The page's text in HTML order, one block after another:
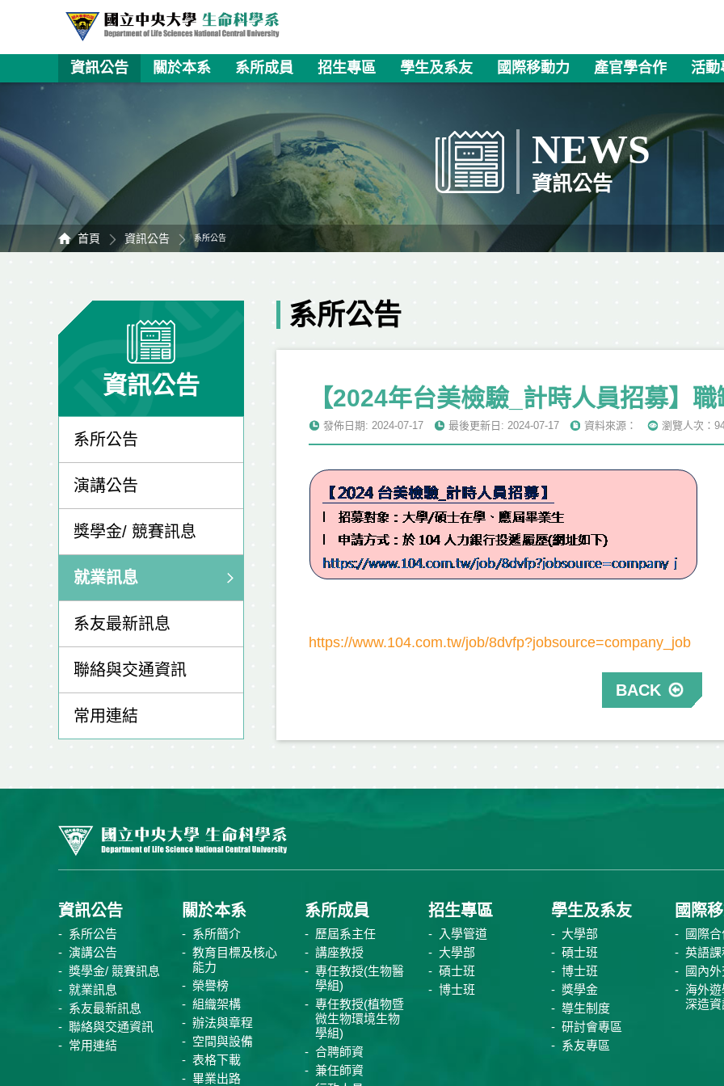
資訊公告 關於本系 系所成員 招生專區 學生及系友 國際移動力 產官學合作 活動
NEWS
資訊公告
首頁 資訊公告 系所公告
資訊公告
系所公告
演講公告
獎學金/ 競賽訊息
就業訊息
系友最新訊息
聯絡與交通資訊
常用連結
系所公告
【2024年台美檢驗_計時人員招募】職
發佈日期: 2024-07-17 最後更新日: 2024-07-17 資料來源： 瀏覽人次：
https://www.104.com.tw/job/8dvfp?jobsource=company_job
BACK
資訊公告
系所公告
演講公告
獎學金/ 競賽訊息
就業訊息
系友最新訊息
聯絡與交通資訊
常用連結
關於本系
系所簡介
教育目標及核心
能力
榮譽榜
組織架構
辦法與章程
空間與設備
表格下載
畢業出路
系所成員
歷屆系主任
講座教授
專任教授(生物醫
學組)
專任教授(植物暨
微生物環境生物
學組)
合聘師資
兼任師資
招生專區
入學管道
大學部
碩士班
博士班
學生及系友
大學部
碩士班
博士班
獎學金
導生制度
研討會專區
系友專區
國際
國際合
英語課
國內
海外
深造資